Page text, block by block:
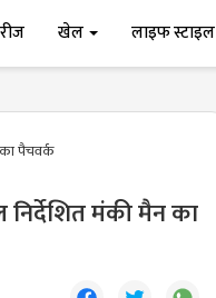
खेल लाइफ स्टाइल
पैचवर्क
मंकी मैन का